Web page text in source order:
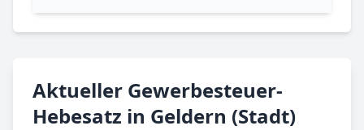
Aktueller Gewerbesteuer-
Hebesatz in Geldern (Stadt)